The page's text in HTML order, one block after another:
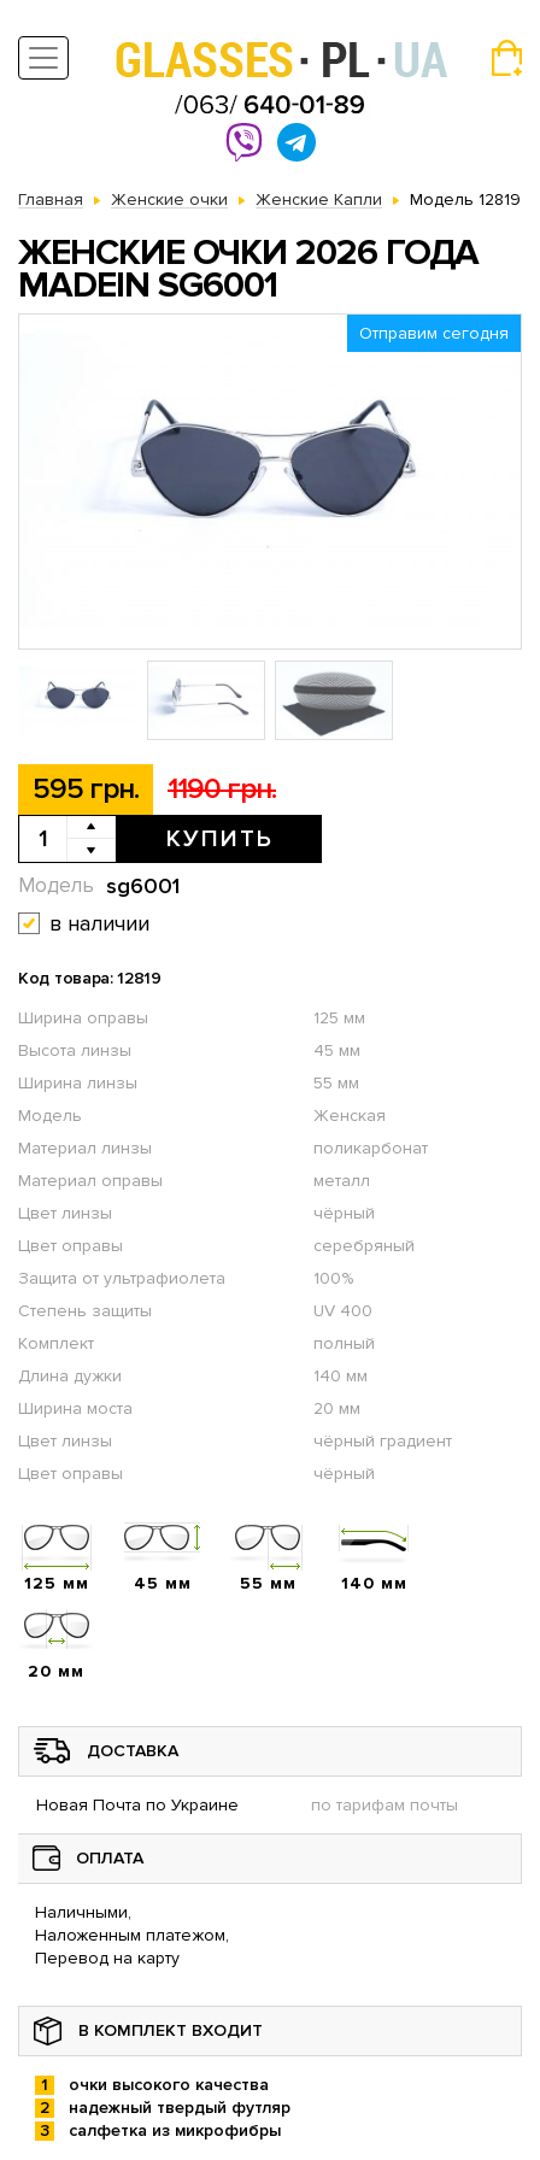
Главная Женские очки Женские Капли Модель 12819
ЖЕНСКИЕ ОЧКИ 2026 ГОДА
MADEIN SG6001
Отправим сегодня
595 грн. 1190 грн.
КУПИТЬ
sg6001
Модель
в наличии
Код товара: 12819
Ширина оправы
125 мм
Высота линзы
45 мм
Ширина линзы
55 мм
Модель
Женская
Материал линзы
поликарбонат
Материал оправы
металл
Цвет линзы
чёрный
Цвет оправы
серебряный
Защита от ультрафиолета
100%
Степень защиты
UV 400
Комплект
полный
Длина дужки
140 мм
Ширина моста
20 мм
Цвет линзы
чёрный градиент
Цвет оправы
чёрный
125 мм 45 мм 55 мм 140 мм
20 мм
ДОСТАВКА
Новая Почта по Украине по тарифам почты
ОПЛАТА
Наличными,
Наложенным платежом,
Перевод на карту
В КОМПЛЕКТ ВХОДИТ
очки высокого качества
надежный твердый футляр
салфетка из микрофибры